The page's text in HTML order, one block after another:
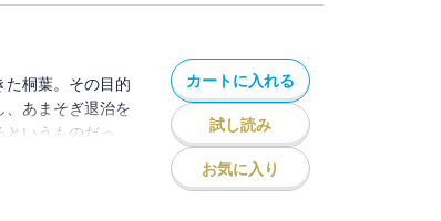
た桐葉。その目的
、あまそぎ退治を
いうものだっ
だが、四郎の女
カートに入れる
試し読み
お気に入り